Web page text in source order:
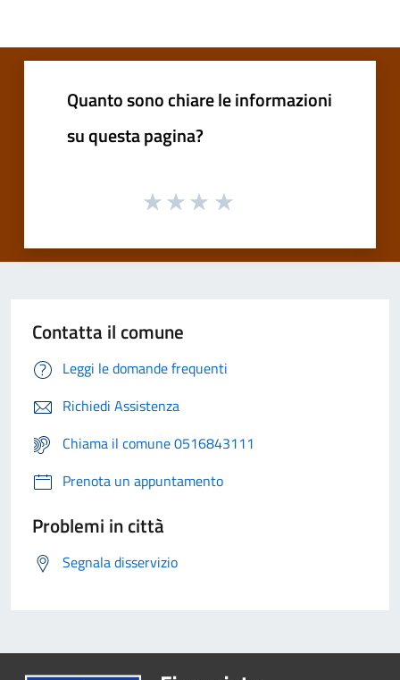
Quanto sono chiare le informazioni
su questa pagina?
Contatta il comune
Leggi le domande frequenti
Richiedi Assistenza
Chiama il comune 0516843111
Prenota un appuntamento
Problemi in città
Segnala disservizio